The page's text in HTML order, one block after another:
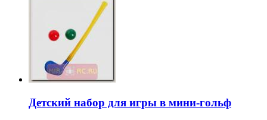
Детский набор для игры в мини-гольф